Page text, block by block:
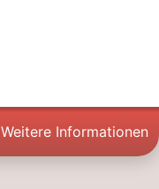
Weitere Informationen